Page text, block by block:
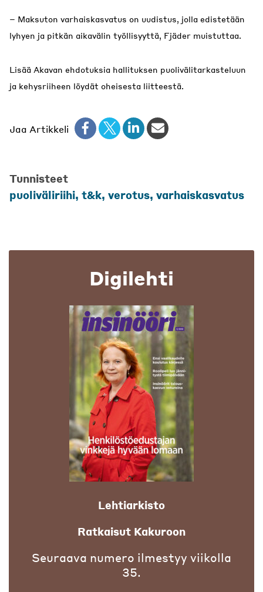
– Maksuton varhaiskasvatus on uudistus, jolla edistetään
lyhyen ja pitkän aikavälin työllisyyttä, Fjäder muistuttaa.
Lisää Akavan ehdotuksia hallituksen puolivälitarkasteluun
ja kehysriiheen löydät oheisesta liitteestä.
Jaa Artikkeli
Tunnisteet
puoliväliriihi, t&k, verotus, varhaiskasvatus
Digilehti
Lehtiarkisto
Ratkaisut Kakuroon
Seuraava numero ilmestyy viikolla
35.